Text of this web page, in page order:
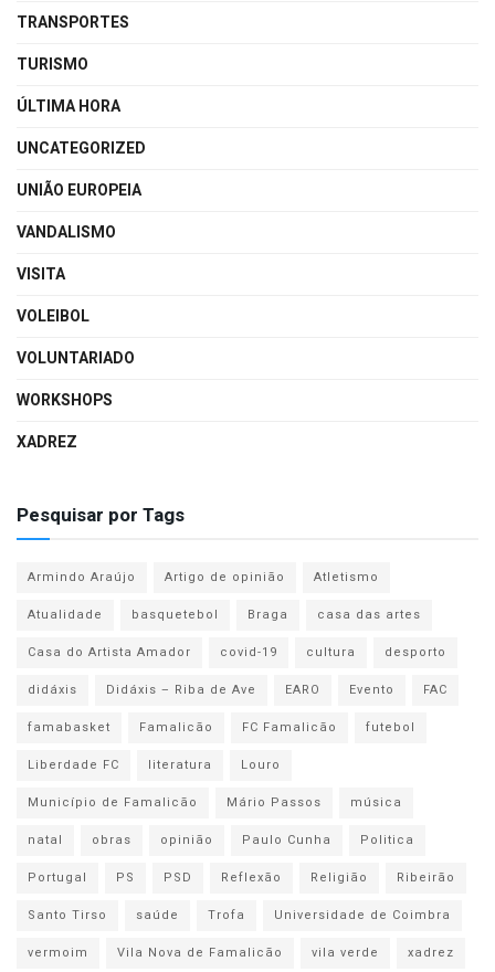
TRANSPORTES
TURISMO
ÚLTIMA HORA
UNCATEGORIZED
UNIÃO EUROPEIA
VANDALISMO
VISITA
VOLEIBOL
VOLUNTARIADO
WORKSHOPS
XADREZ
Pesquisar por Tags
Armindo Araújo Artigo de opinião
Atletismo
Atualidade
basquetebol Braga
casa das artes
Casa do Artista Amador
covid-19 cultura
desporto
didáxis
Didáxis – Riba de Ave EARO Evento
FAC
famabasket
Famalicão FC Famalicão
futebol
Liberdade FC
literatura
Louro
Município de Famalicão
Mário Passos
música
natal
obras opinião Paulo Cunha
Politica
Portugal
PS PSD Reflexão Religião
Ribeirão
Santo Tirso
saúde Trofa
Universidade de Coimbra
vermoim
Vila Nova de Famalicão vila verde xadrez